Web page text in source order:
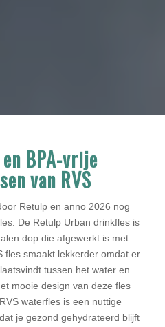
BPA-vrije
van RVS
Retulp en anno 2026 nog
De Retulp Urban drinkfles is
dop die afgewerkt is met
fles smaakt lekkerder omdat er
tussen het water en
mooie design van deze fles
waterfles is een nuttige
je gezond gehydrateerd blijft